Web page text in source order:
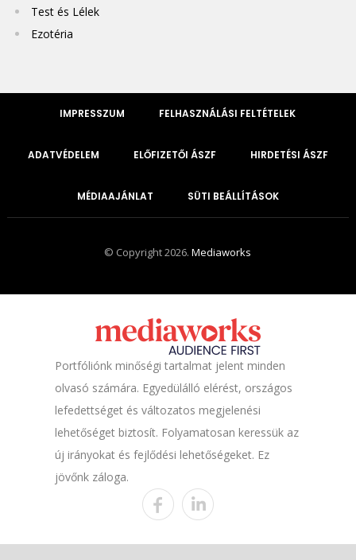
Test és Lélek
Ezotéria
IMPRESSZUM FELHASZNÁLÁSI FELTÉTELEK
ADATVÉDELEM ELŐFIZETŐI ÁSZF HIRDETÉSI ÁSZF
MÉDIAAJÁNLAT SÜTI BEÁLLÍTÁSOK
© Copyright 2026.Mediaworks
Portfóliónk minőségi tartalmat jelent minden
olvasó számára. Egyedülálló elérést, országos
lefedettséget és változatos megjelenési
lehetőséget biztosít. Folyamatosan keressük az
új irányokat és fejlődési lehetőségeket. Ez
jövőnk záloga.